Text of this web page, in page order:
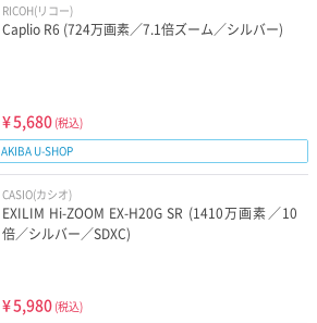
RICOH(リコー)
Caplio R6 (724万画素／7.1倍ズーム／シルバー)
¥5,680 (税込)
AKIBA U-SHOP
CASIO(カシオ)
EXILIM Hi-ZOOM EX-H20G SR (1410万画素／10
倍／シルバー／SDXC)
¥5,980 (税込)